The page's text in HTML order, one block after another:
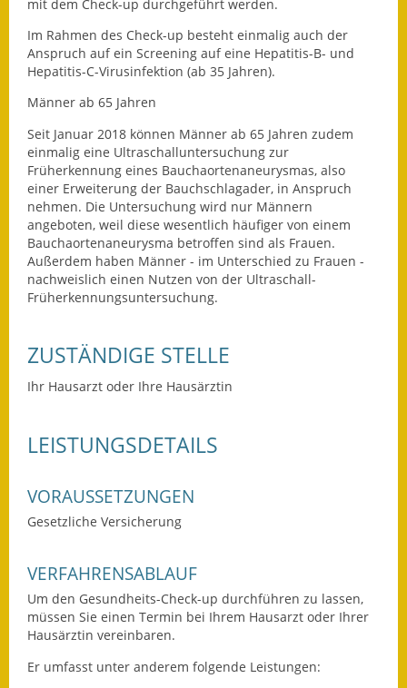
Getrennte
Abwassergebühr
Haushaltspläne
Jahresabschlüsse
Wasserversorgung
Heiraten in Notzingen
Notruftafel
Ortsrecht
Wahlen
Baugebiete & Bauplätze
Bebauungspläne
mit dem Check-up durchgeführt werden.
Im Rahmen des Check-up besteht einmalig auch der
Anspruch auf ein Screening auf eine Hepatitis-B- und
Hepatitis-C-Virusinfektion (ab 35 Jahren).
Männer ab 65 Jahren
Seit Januar 2018 können Männer ab 65 Jahren zudem
einmalig eine Ultraschalluntersuchung zur
Früherkennung eines Bauchaortenaneurysmas, also
einer Erweiterung der Bauchschlagader, in Anspruch
nehmen. Die Untersuchung wird nur Männern
angeboten, weil diese wesentlich häufiger von einem
Bauchaortenaneurysma betroffen sind als Frauen.
Außerdem haben Männer - im Unterschied zu Frauen -
nachweislich einen Nutzen von der Ultraschall-
Früherkennungsuntersuchung.
ZUSTÄNDIGE STELLE
Ihr Hausarzt oder Ihre Hausärztin
LEISTUNGSDETAILS
VORAUSSETZUNGEN
Gesetzliche Versicherung
VERFAHRENSABLAUF
Um den Gesundheits-Check-up durchführen zu lassen,
müssen Sie einen Termin bei Ihrem Hausarzt oder Ihrer
Hausärztin vereinbaren.
Er umfasst unter anderem folgende Leistungen: